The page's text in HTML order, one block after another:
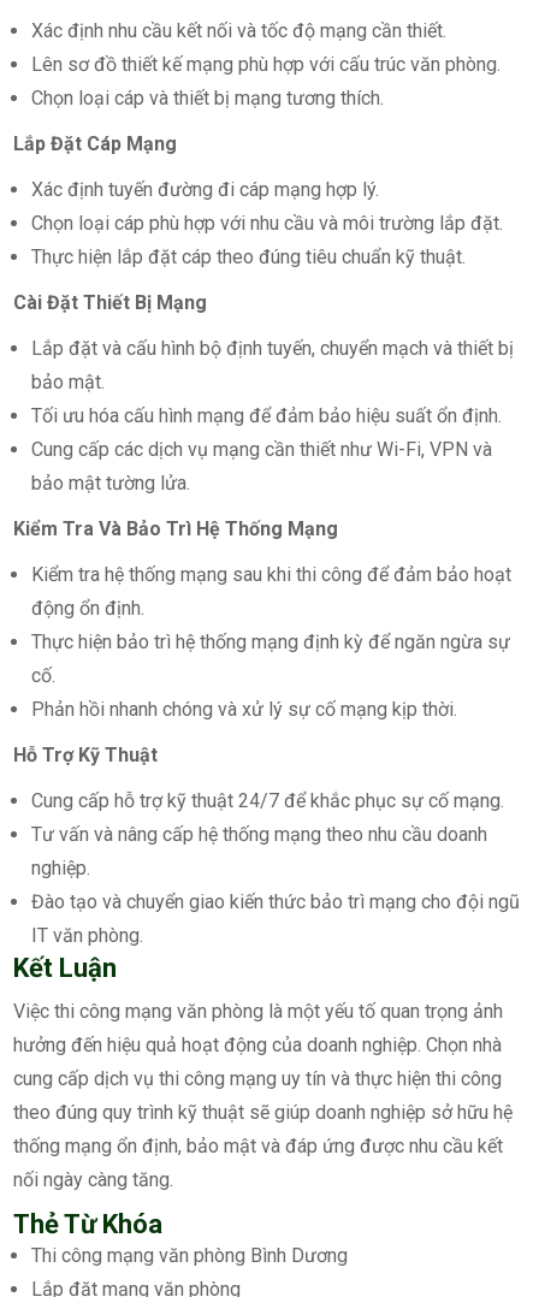
Xác định nhu cầu kết nối và tốc độ mạng cần thiết.
Lên sơ đồ thiết kế mạng phù hợp với cấu trúc văn phòng.
Chọn loại cáp và thiết bị mạng tương thích.
Lắp Đặt Cáp Mạng
Xác định tuyến đường đi cáp mạng hợp lý.
Chọn loại cáp phù hợp với nhu cầu và môi trường lắp đặt.
Thực hiện lắp đặt cáp theo đúng tiêu chuẩn kỹ thuật.
Cài Đặt Thiết Bị Mạng
Lắp đặt và cấu hình bộ định tuyến, chuyển mạch và thiết bị
bảo mật.
Tối ưu hóa cấu hình mạng để đảm bảo hiệu suất ổn định.
Cung cấp các dịch vụ mạng cần thiết như Wi-Fi, VPN và
bảo mật tường lửa.
Kiểm Tra Và Bảo Trì Hệ Thống Mạng
Kiểm tra hệ thống mạng sau khi thi công để đảm bảo hoạt
động ổn định.
Thực hiện bảo trì hệ thống mạng định kỳ để ngăn ngừa sự
cố.
Phản hồi nhanh chóng và xử lý sự cố mạng kịp thời.
Hỗ Trợ Kỹ Thuật
Cung cấp hỗ trợ kỹ thuật 24/7 để khắc phục sự cố mạng.
Tư vấn và nâng cấp hệ thống mạng theo nhu cầu doanh
nghiệp.
Đào tạo và chuyển giao kiến thức bảo trì mạng cho đội ngũ
IT văn phòng.
Kết Luận
Việc thi công mạng văn phòng là một yếu tố quan trọng ảnh
hưởng đến hiệu quả hoạt động của doanh nghiệp. Chọn nhà
cung cấp dịch vụ thi công mạng uy tín và thực hiện thi công
theo đúng quy trình kỹ thuật sẽ giúp doanh nghiệp sở hữu hệ
thống mạng ổn định, bảo mật và đáp ứng được nhu cầu kết
nối ngày càng tăng.
Thẻ Từ Khóa
Thi công mạng văn phòng Bình Dương
Lắp đặt mạng văn phòng